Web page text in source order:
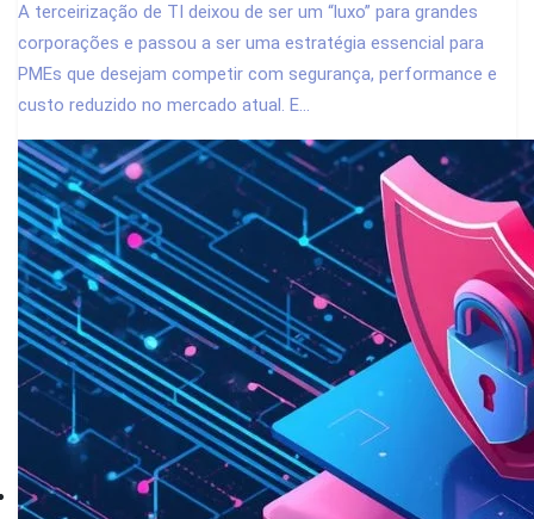
A terceirização de TI deixou de ser um “luxo” para grandes
corporações e passou a ser uma estratégia essencial para
PMEs que desejam competir com segurança, performance e
custo reduzido no mercado atual. E...